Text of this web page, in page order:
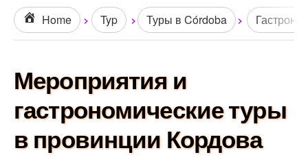
Home Typ Туры в Córdoba
Мероприятия и
гастрономические туры
в провинции Кордова